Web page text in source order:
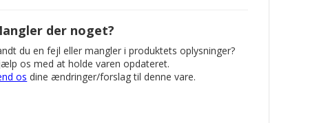
der noget?
du en fejl eller mangler i produktets oplysninger?
os med at holde varen opdateret.
os dine ændringer/forslag til denne vare.